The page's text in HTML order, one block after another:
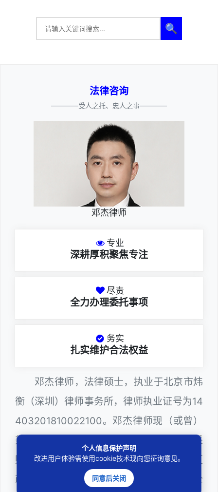
🔍
法律咨询
————受人之托、忠人之事————
邓杰律师
专业
深耕厚积聚焦专注
尽责
全力办理委托事项
务实
扎实维护合法权益
邓杰律师，法律硕士，执业于北京市炜
衡（深圳）律师事务所，律师执业证号为14
403201810022100。邓杰律师现（或曾）
兼任深圳市人民政府听证员、深圳市政府采
购评审专家（法律类），曾担任深圳市某区
政府系统公职律师、计算机信息网络安全
个人信息保护声明
改进用户体验需使用cookie技术现向您征询意见。
同意后关闭